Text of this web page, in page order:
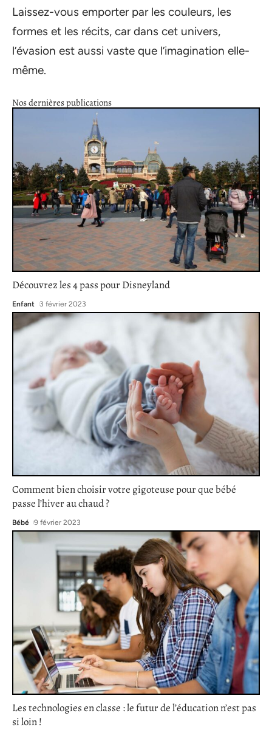
Laissez-vous emporter par les couleurs, les
formes et les récits, car dans cet univers,
l’évasion est aussi vaste que l’imagination elle-
même.
Nos dernières publications
Découvrez les 4 pass pour Disneyland
Enfant 3 février 2023
Comment bien choisir votre gigoteuse pour que bébé
passe l’hiver au chaud ?
Bébé 9 février 2023
Les technologies en classe : le futur de l’éducation n’est pas
si loin !